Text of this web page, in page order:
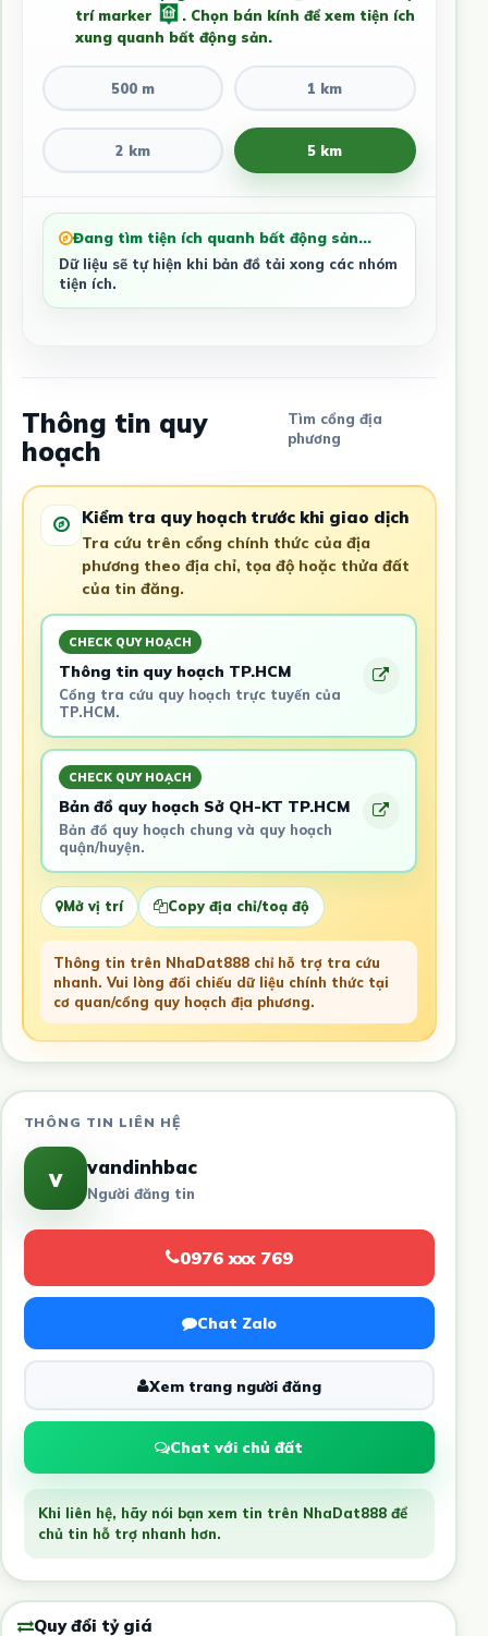
trí marker
. Chọn bán kính để xem tiện ích
xung quanh bất động sản.
500 m 1 km
2 km 5 km
Đang tìm tiện ích quanh bất động sản...
Dữ liệu sẽ tự hiện khi bản đồ tải xong các nhóm
tiện ích.
Thông tin quy
hoạch
Tìm cổng địa
phương
Kiểm tra quy hoạch trước khi giao dịch
Tra cứu trên cổng chính thức của địa
phương theo địa chỉ, tọa độ hoặc thửa đất
của tin đăng.
CHECK QUY HOẠCH
Thông tin quy hoạch TP.HCM
Cổng tra cứu quy hoạch trực tuyến của
TP.HCM.
CHECK QUY HOẠCH
Bản đồ quy hoạch Sở QH-KT TP.HCM
Bản đồ quy hoạch chung và quy hoạch
quận/huyện.
Mở vị trí Copy địa chỉ/toạ độ
Thông tin trên NhaDat888 chỉ hỗ trợ tra cứu
nhanh. Vui lòng đối chiếu dữ liệu chính thức tại
cơ quan/cổng quy hoạch địa phương.
THÔNG TIN LIÊN HỆ
v vandinhbac
Người đăng tin
0976 xxx 769
Chat Zalo
Xem trang người đăng
Chat với chủ đất
Khi liên hệ, hãy nói bạn xem tin trên NhaDat888 để
chủ tin hỗ trợ nhanh hơn.
Quy đổi tỷ giá